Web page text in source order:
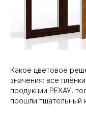
Какое цветовое
значения: все
продукции РЕХАУ,
прошли тщательный